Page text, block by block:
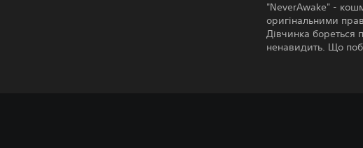
"NeverAwake" -
оригінальними
Дівчинка бореться
ненавидить. Що